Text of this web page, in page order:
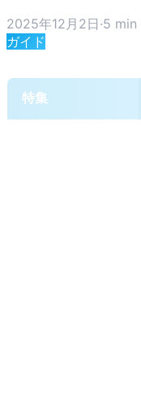
2025年12月2日 ·5 min
ガイド
特集